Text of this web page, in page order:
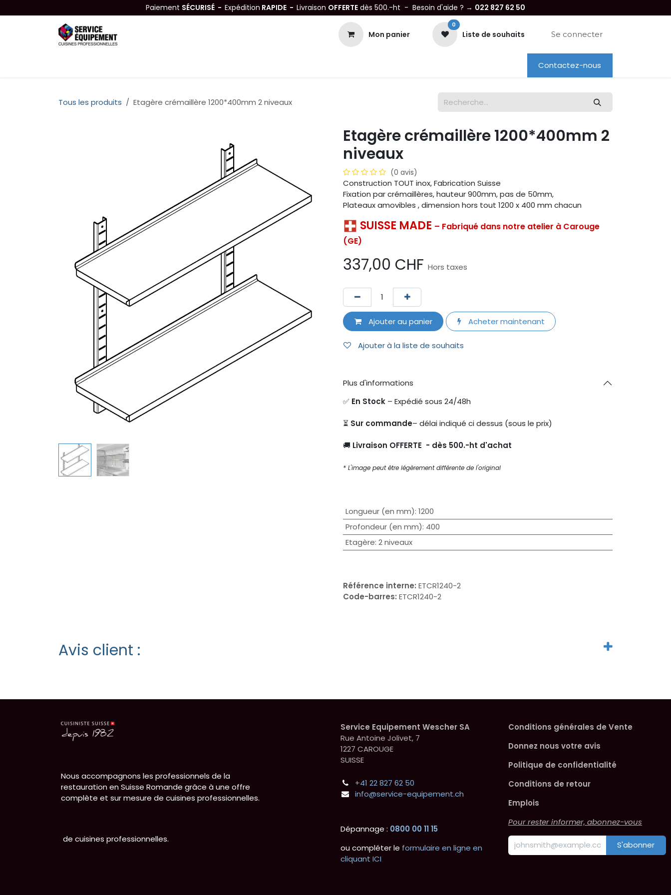
Paiement SÉCURISÉ - Expédition RAPIDE - Livraison OFFERTE dès 500.-ht - Besoin d'aide ? → 022 827 62 50
Mon panier
0
Liste de souhaits Se connecter
Dépannage Location
Contactez-nous
Tous les produits Etagère crémaillère 1200*400mm 2 niveaux
Etagère crémaillère 1200*400mm 2
niveaux
(0 avis)
Construction TOUT inox, Fabrication Suisse
Fixation par crémaillères, hauteur 900mm, pas de 50mm,
Plateaux amovibles , dimension hors tout 1200 x 400 mm chacun
SUISSE MADE – Fabriqué dans notre atelier à Carouge
(GE)
337,00 CHF Hors taxes
Ajouter au panier Acheter maintenant
Ajouter à la liste de souhaits
Plus d'informations
✅ En Stock – Expédié sous 24/48h
⏳ Sur commande– délai indiqué ci dessus (sous le prix)
🚚 Livraison OFFERTE - dès 500.-ht d'achat
* L'image peut être légèrement différente de l'original
Longueur (en mm): 1200
Profondeur (en mm): 400
Etagère: 2 niveaux
Référence interne: ETCR1240-2
Code-barres: ETCR1240-2
Avis client :
Service Equipement Wescher SA
Rue Antoine Jolivet, 7
1227 CAROUGE
SUISSE
Nous accompagnons les professionnels de la
restauration en Suisse Romande grâce à une offre
complète et sur mesure de cuisines professionnelles.
de cuisines professionnelles.
Conditions générales de Vente
Donnez nous votre avis
Politique de confidentialité
Conditions de retour
Emplois
Pour rester informer, abonnez-vous
S'abonner
+41 22 827 62 50
info@service-equipement.ch
Dépannage : 0800 00 11 15
ou compléter le formulaire en ligne en
cliquant ICI